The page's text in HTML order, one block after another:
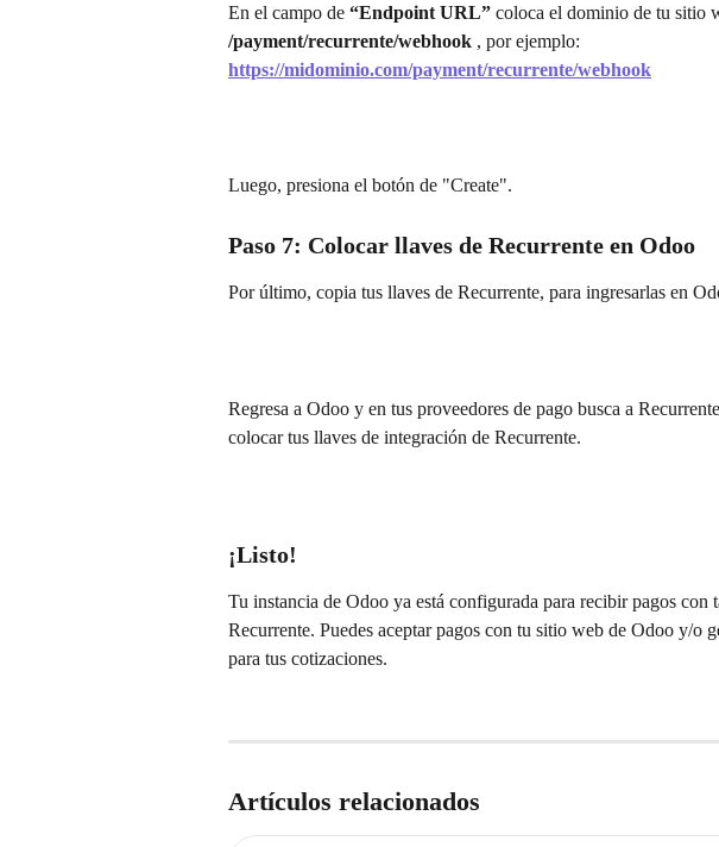
En el campo de “Endpoint URL” coloca el dominio de tu sitio
/payment/recurrente/webhook , por ejemplo:
https://midominio.com/payment/recurrente/webhook
Luego, presiona el botón de "Create".
Paso 7: Colocar llaves de Recurrente en Odoo
Por último, copia tus llaves de Recurrente, para ingresarlas en
Regresa a Odoo y en tus proveedores de pago busca a
colocar tus llaves de integración de Recurrente.
¡Listo!
Tu instancia de Odoo ya está configurada para recibir pagos
Recurrente. Puedes aceptar pagos con tu sitio web de Odoo y/o
para tus cotizaciones.
Artículos relacionados